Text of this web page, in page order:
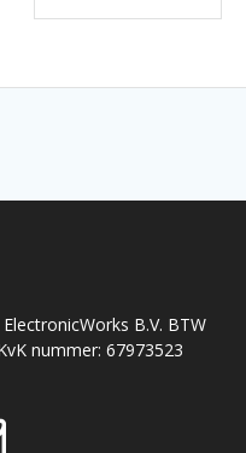
B.V. BTW
nummer: 67973523